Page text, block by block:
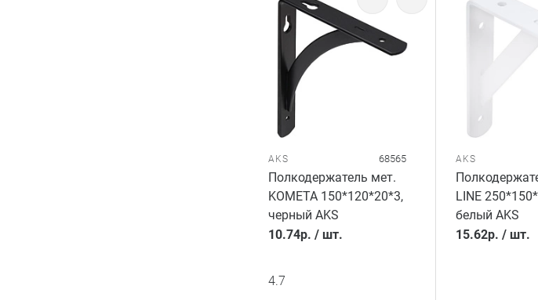
AKS 68565
Полкодержатель мет.
KOMETA 150*120*20*3,
черный AKS
10.74р. / шт.
4.7
AKS
LINE
белый AKS
15.62р. / шт.